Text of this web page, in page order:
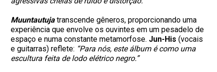
Muuntautujatranscende gêneros, proporcionando uma
experiência que envolve os ouvintes em um pesadelo de
espaço e numa constante metamorfose. Jun-His (vocais
e guitarras) reflete: “Para nós, este álbum é como uma
escultura feita de lodo elétrico negro.”